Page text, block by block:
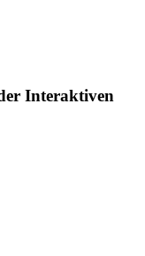
Interaktiven